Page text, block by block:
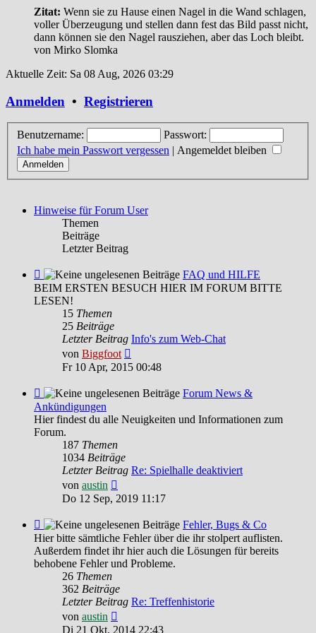
Zitat: Wenn sie zu Hause einen Nagel in die Wand schlagen,
voller Überzeugung und stellen dann fest das Bild passt nicht,
dann können sie den Nagel rausziehen, aber das Loch bleibt.
von Mirko Slomka
Aktuelle Zeit: Sa 08 Aug, 2026 03:29
Anmelden • Registrieren
Benutzername:
Passwort:
Ich habe mein Passwort vergessen | Angemeldet bleiben
Hinweise für Forum User
Themen
Beiträge
Letzter Beitrag
Feed
-
FAQ
HILFE
FAQ und HILFE
BEIM ERSTEN BESUCH HIER IM FORUM BITTE
LESEN!
15 Themen
25 Beiträge
Letzter Beitrag Info's zum Web-Chat
von Biggfoot
Beitrag
Fr 10 Apr, 2015 00:48
Feed
-
Forum
News
Ankündigungen
Forum News &
Ankündigungen
Hier findest du alle Neuigkeiten und Informationen zum
Forum.
187 Themen
1034 Beiträge
Letzter Beitrag Re: Spielhalle deaktiviert
von austin
Beitrag
Do 12 Sep, 2019 11:17
Feed
-
Fehler,
Bugs
Fehler, Bugs & Co
Hier bitte sämtliche Fehler über die ihr stolpert auflisten.
Außerdem findet ihr hier auch die Lösungen für bereits
behobene Fehler und Probleme.
26 Themen
362 Beiträge
Letzter Beitrag Re: Treffenhistorie
von austin
Beitrag
Di 21 Okt, 2014 22:43